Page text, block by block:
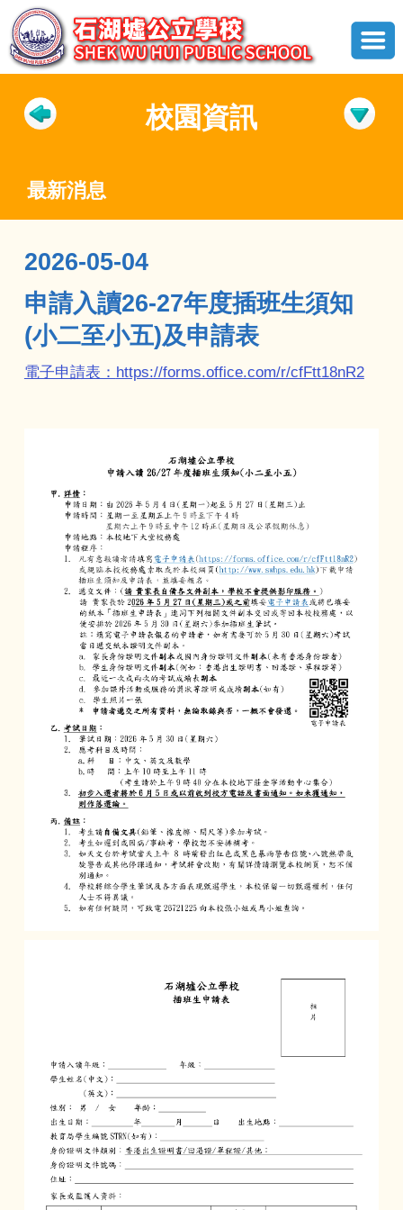
校園資訊
最新消息
2026-05-04
申請入讀26-27年度插班生須知
(小二至小五)及申請表
電子申請表： https://forms.office.com/r/cfFtt18nR2